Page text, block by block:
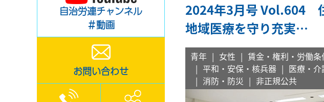
自治労連チャンネル
＃動画
お問い合わせ
2024年3月号 Vol.604
地域医療を守り充実…
青年 女性
賃金・権利・労働条
平和・安保・核兵器
医療・介
消防・防災
非正規公共